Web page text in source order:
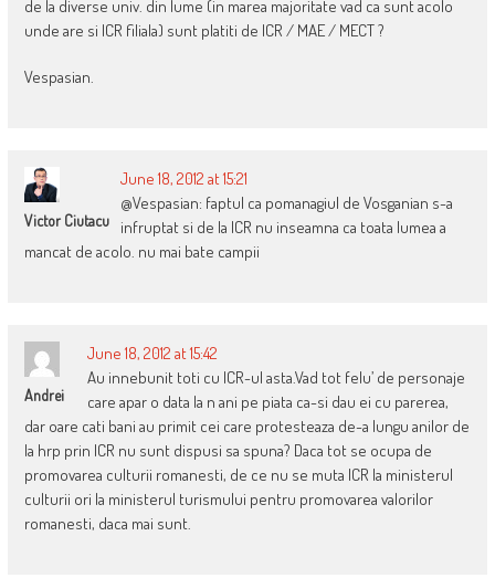
de la diverse univ. din lume (in marea majoritate vad ca sunt acolo
unde are si ICR filiala) sunt platiti de ICR / MAE / MECT ?
Vespasian.
Victor Ciutacu
June 18, 2012 at 15:21
@Vespasian: faptul ca pomanagiul de Vosganian s-a
infruptat si de la ICR nu inseamna ca toata lumea a
mancat de acolo. nu mai bate campii
Andrei
June 18, 2012 at 15:42
Au innebunit toti cu ICR-ul asta.Vad tot felu’ de personaje
care apar o data la n ani pe piata ca-si dau ei cu parerea,
dar oare cati bani au primit cei care protesteaza de-a lungu anilor de
la hrp prin ICR nu sunt dispusi sa spuna? Daca tot se ocupa de
promovarea culturii romanesti, de ce nu se muta ICR la ministerul
culturii ori la ministerul turismului pentru promovarea valorilor
romanesti, daca mai sunt.